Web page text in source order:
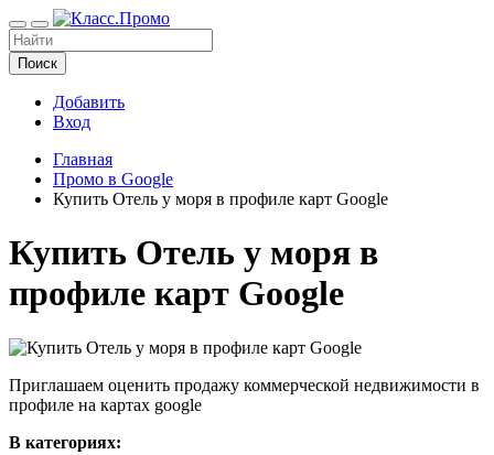
Поиск
Добавить
Вход
Главная
Промо в Google
Купить Отель у моря в профиле карт Google
Купить Отель у моря в
профиле карт Google
Приглашаем оценить продажу коммерческой недвижимости в
профиле на картах google
В категориях: